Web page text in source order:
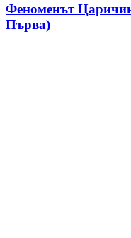
Феноменът
Първа)